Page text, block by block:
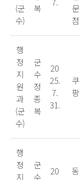
(군
수)
복
문
점
행
정
지
원
과
(군
수)
군
수
정
종
복
20
25.
7.
31.
쿠
팡
행
정
지
군
수
20
동